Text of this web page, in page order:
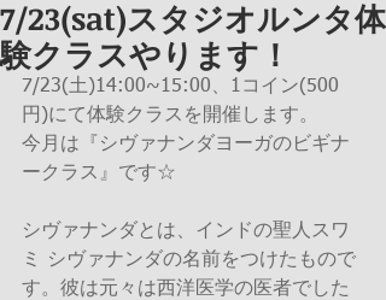
7/23(sat)スタジオルンタ体
験クラスやります！
7/23(土)14:00~15:00、1コイン(500
円)にて体験クラスを開催します。
今月は『シヴァナンダヨーガのビギナ
ークラス』です☆
シヴァナンダとは、インドの聖人スワ
ミ シヴァナンダの名前をつけたもので
す。彼は元々は西洋医学の医者でした